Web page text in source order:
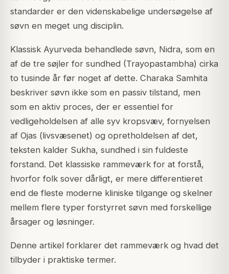
standarder er den videnskabelige undersøgelse af
søvn en meget ung disciplin.
Klassisk Ayurveda behandlede søvn, Nidra, som en
af de tre søjler for sundhed (Trayopastambha) cirka
to tusinde år før noget af dette. Charaka Samhita
beskriver søvn ikke som en passiv tilstand, men
som en aktiv proces, der er essentiel for
vedligeholdelsen af alle syv kropsvæv, fornyelsen
af Ojas (livsvæsenet) og opretholdelsen af det,
teksten kalder Sukha, sundhed i sin fuldeste
forstand. Det klassiske rammeværk for at forstå,
hvorfor folk sover dårligt, er mere differentieret
end de fleste moderne kliniske tilgange og skelner
mellem flere typer forstyrret søvn med forskellige
årsager og løsninger.
Denne artikel forklarer det rammeværk og hvad det
tilbyder i praktiske termer.